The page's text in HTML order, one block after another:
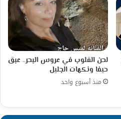
لحن القلوب في عروس البحر.. عبق
حيفا ونكهات الجليل
منذ أسبوع واحد